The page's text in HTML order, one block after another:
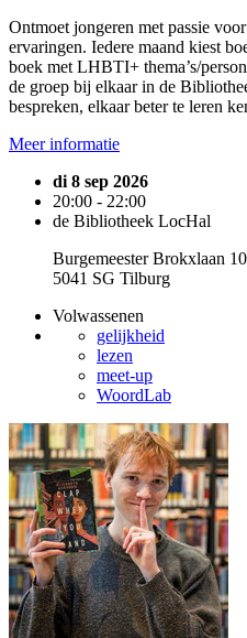
Ontmoet jongeren met passie
ervaringen. Iedere maand kiest
boek met LHBTI+ thema’s/
de groep bij elkaar in de
bespreken, elkaar beter te leren
Meer informatie
di 8 sep 2026
20:00 - 22:00
de Bibliotheek LocHal
Burgemeester Brokxlaan
5041 SG Tilburg
Volwassenen
gelijkheid
lezen
meet-up
WoordLab